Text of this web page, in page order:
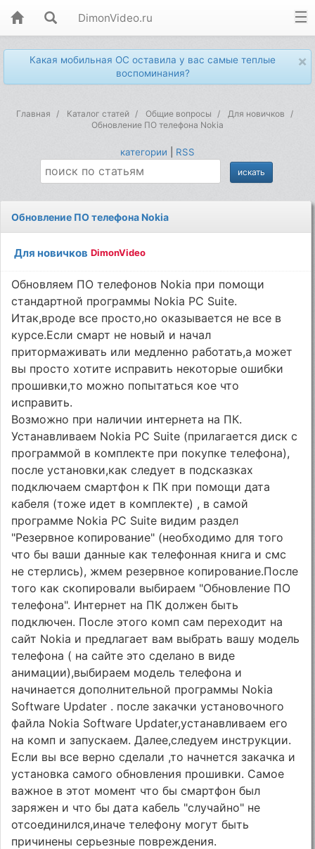
DimonVideo.ru
×
Какая мобильная ОС оставила у вас самые теплые
воспоминания?
Главная Каталог статей Общие вопросы
Для новичков
Обновление ПО телефона Nokia
категории RSS
Обновление ПО телефона Nokia
Для новичков DimonVideo
Обновляем ПО телефонов Nokia при помощи
стандартной программы Nokia PC Suite.
Итак,вроде все просто,но оказывается не все в
курсе.Если смарт не новый и начал
притормаживать или медленно работать,а может
вы просто хотите исправить некоторые ошибки
прошивки,то можно попытаться кое что
исправить.
Возможно при наличии интернета на ПК.
Устанавливаем Nokia PC Suite (прилагается диск с
программой в комплекте при покупке телефона),
после установки,как следует в подсказках
подключаем смартфон к ПК при помощи дата
кабеля (тоже идет в комплекте) , в самой
программе Nokia PC Suite видим раздел
"Резервное копирование" (необходимо для того
что бы ваши данные как телефонная книга и смс
не стерлись), жмем резервное копирование.После
того как скопировали выбираем "Обновление ПО
телефона". Интернет на ПК должен быть
подключен. После этого комп сам переходит на
сайт Nokia и предлагает вам выбрать вашу модель
телефона ( на сайте это сделано в виде
анимации),выбираем модель телефона и
начинается дополнительной программы Nokia
Software Updater . после закачки установочного
файла Nokia Software Updater,устанавливаем его
на комп и запускаем. Далее,следуем инструкции.
Если вы все верно сделали ,то начнется закачка и
установка самого обновления прошивки. Самое
важное в этот момент что бы смартфон был
заряжен и что бы дата кабель "случайно" не
отсоединился,иначе телефону могут быть
причинены серьезные повреждения.